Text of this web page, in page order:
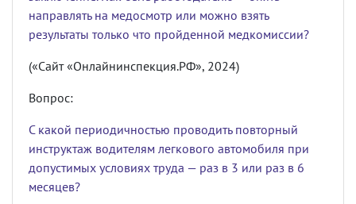
направлять на медосмотр или можно взять
результаты только что пройденной медкомиссии?
(«Сайт «Онлайнинспекция.РФ», 2024)
Вопрос:
С какой периодичностью проводить повторный
инструктаж водителям легкового автомобиля при
допустимых условиях труда — раз в 3 или раз в 6
месяцев?